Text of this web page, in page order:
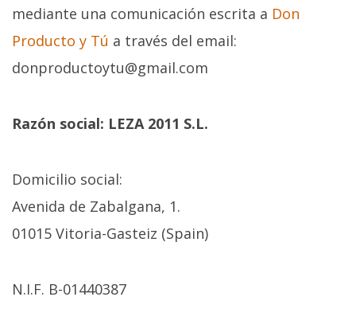
mediante una comunicación escrita a Don
Producto y Tú a través del email:
donproductoytu@gmail.com
Razón social: LEZA 2011 S.L.
Domicilio social:
Avenida de Zabalgana, 1.
01015 Vitoria-Gasteiz (Spain)
N.I.F. B-01440387